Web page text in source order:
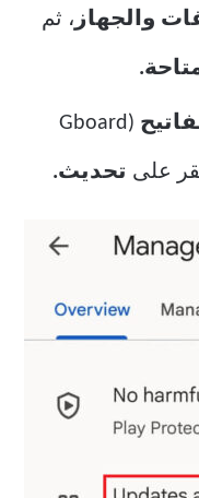
والجهاز ، ثم
(Gboard
تحديث.